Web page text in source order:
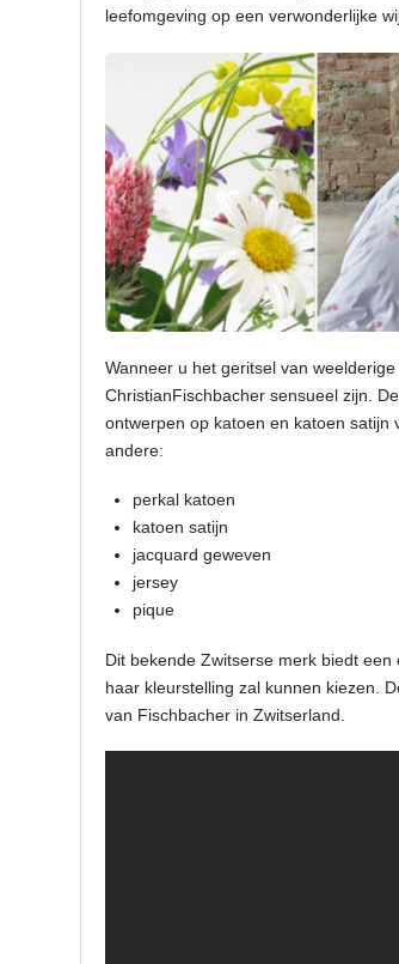
leefomgeving op een verwonderlijke
Wanneer u het geritsel van
ChristianFischbacher sensueel zijn.
ontwerpen op katoen en katoen satijn
andere:
perkal katoen
katoen satijn
jacquard geweven
jersey
pique
Dit bekende Zwitserse merk biedt
haar kleurstelling zal kunnen kiezen.
van Fischbacher in Zwitserland.